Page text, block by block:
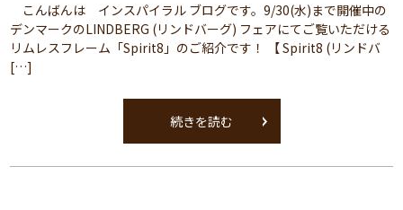
こんばんは インスパイラル ブログです。9/30(水)まで開催中の
デンマークのLINDBERG (リンドバーグ) フェアにてご覧いただける
リムレスフレーム「Spirit8」のご紹介です！ 【 Spirit8 (リンドバ
[…]
続きを読む